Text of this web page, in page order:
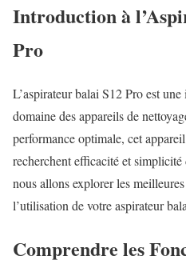
Introduction à
Pro
L’aspirateur balai S12 Pro est
domaine des appareils de
performance optimale, cet
recherchent efficacité et
nous allons explorer les
l’utilisation de votre aspirateur
Comprendre les